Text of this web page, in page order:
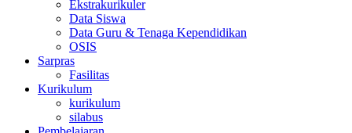
Ekstrakurikuler
Data Siswa
Data Guru & Tenaga Kependidikan
OSIS
Sarpras
Fasilitas
Kurikulum
kurikulum
silabus